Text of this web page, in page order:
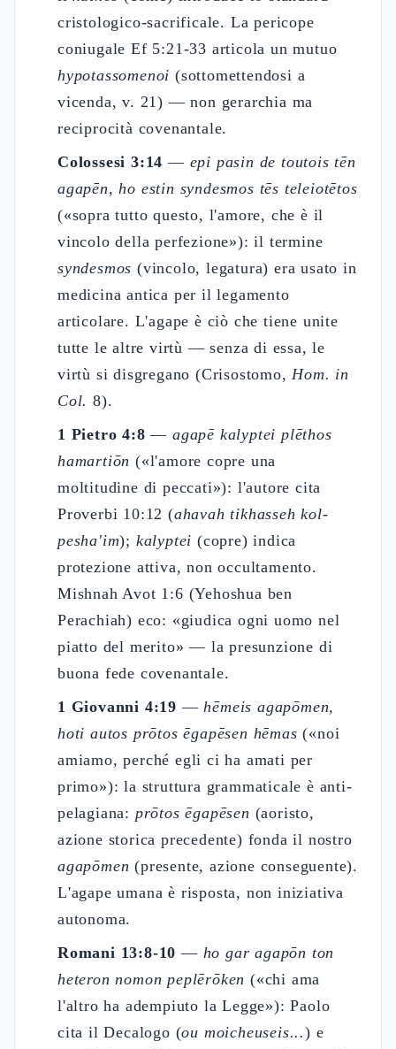
cristologico-sacrificale. La pericope
coniugale Ef 5:21-33 articola un mutuo
hypotassomenoi (sottomettendosi a
vicenda, v. 21) — non gerarchia ma
reciprocità covenantale.
Colossesi 3:14 — epi pasin de toutois tēn
agapēn, ho estin syndesmos tēs teleiotētos
(«sopra tutto questo, l'amore, che è il
vincolo della perfezione»): il termine
syndesmos (vincolo, legatura) era usato in
medicina antica per il legamento
articolare. L'agape è ciò che tiene unite
tutte le altre virtù — senza di essa, le
virtù si disgregano (Crisostomo,Hom. in
Col. 8).
1 Pietro 4:8 —agapē kalyptei plēthos
hamartiōn («l'amore copre una
moltitudine di peccati»): l'autore cita
Proverbi 10:12 (ahavah tikhasseh kol-
pesha'im); kalyptei (copre) indica
protezione attiva, non occultamento.
Mishnah Avot 1:6 (Yehoshua ben
Perachiah) eco: «giudica ogni uomo nel
piatto del merito» — la presunzione di
buona fede covenantale.
1 Giovanni 4:19 —hēmeis agapōmen,
hoti autos prōtos ēgapēsen hēmas («noi
amiamo, perché egli ci ha amati per
primo»): la struttura grammaticale è anti-
pelagiana: prōtos ēgapēsen (aoristo,
azione storica precedente) fonda il nostro
agapōmen (presente, azione conseguente).
L'agape umana è risposta, non iniziativa
autonoma.
Romani 13:8-10 — ho gar agapōn ton
heteron nomon peplērōken («chi ama
l'altro ha adempiuto la Legge»): Paolo
cita il Decalogo (ou moicheuseis...) e